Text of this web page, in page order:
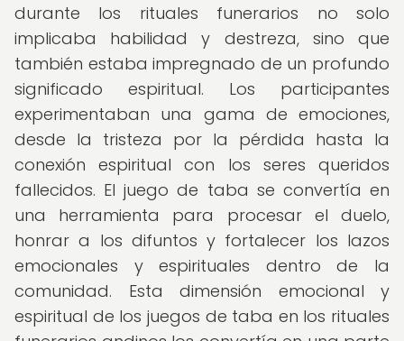
durante los rituales funerarios no solo
implicaba habilidad y destreza, sino que
también estaba impregnado de un profundo
significado espiritual. Los participantes
experimentaban una gama de emociones,
desde la tristeza por la pérdida hasta la
conexión espiritual con los seres queridos
fallecidos. El juego de taba se convertía en
una herramienta para procesar el duelo,
honrar a los difuntos y fortalecer los lazos
emocionales y espirituales dentro de la
comunidad. Esta dimensión emocional y
espiritual de los juegos de taba en los rituales